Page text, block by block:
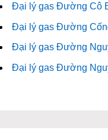
Đại lý gas Đường Cô
Đại lý gas Đường
Đại lý gas Đường
Đại lý gas Đường